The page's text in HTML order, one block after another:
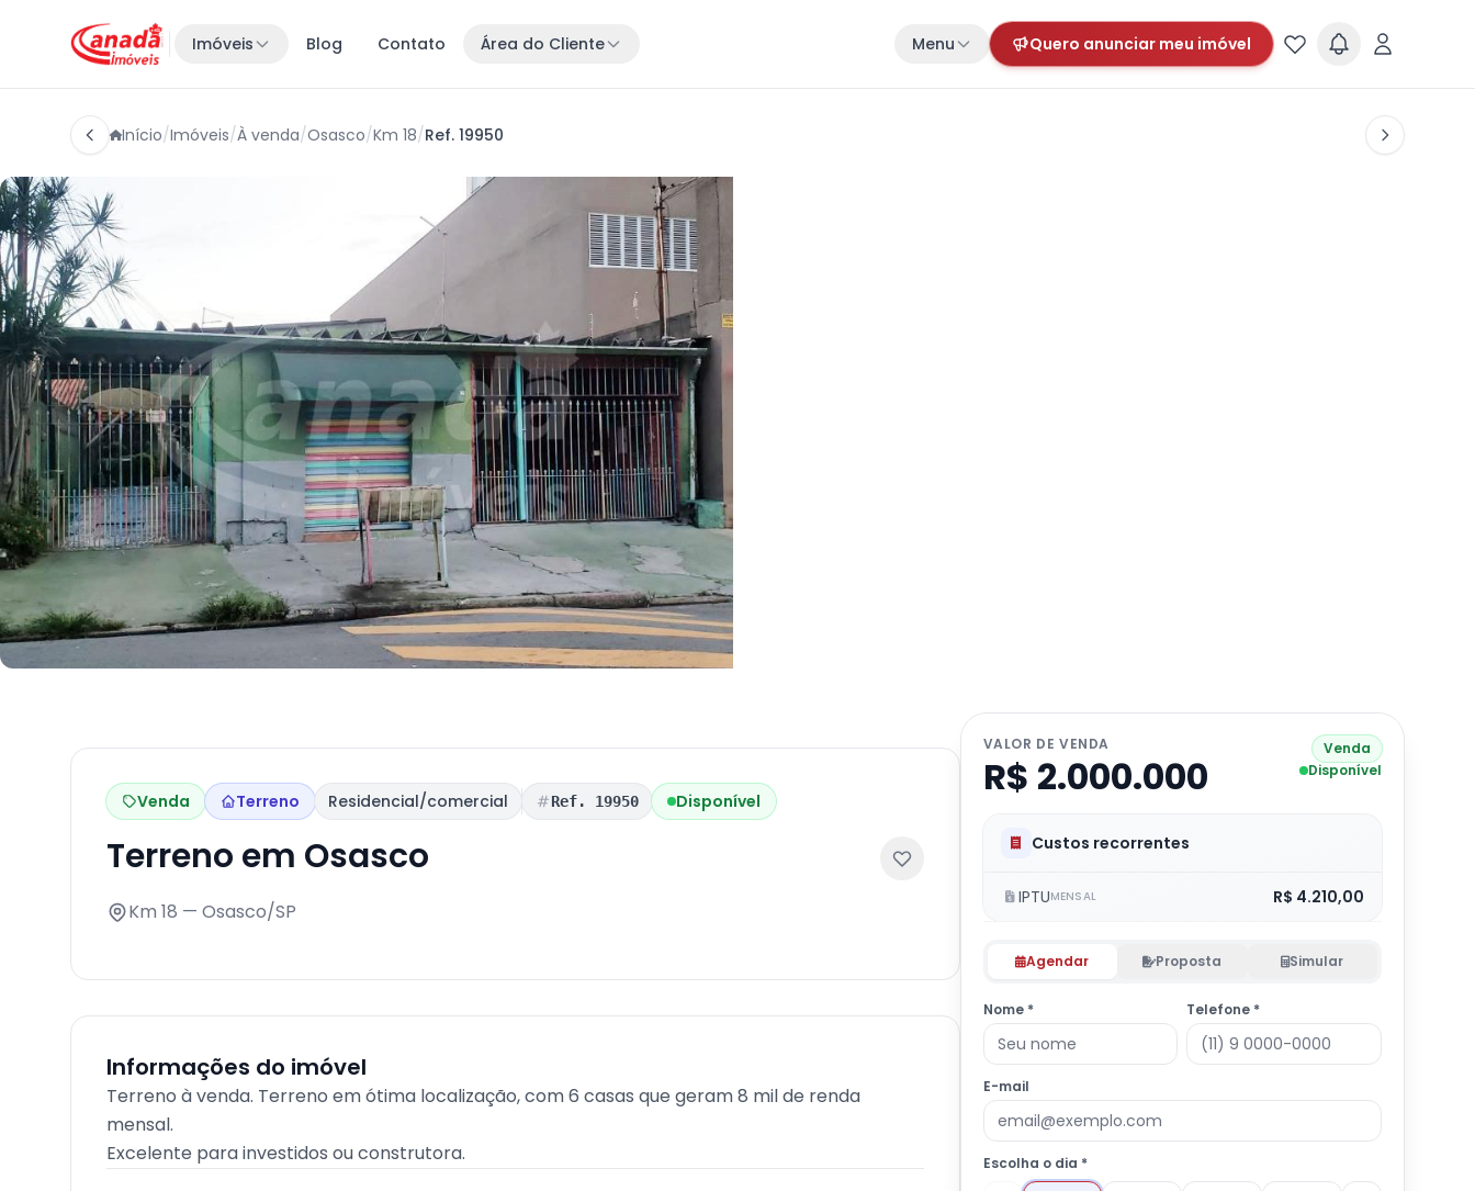
Imóveis Blog Contato Área do Cliente Menu Quero anunciar meu imóvel
Início/Imóveis/À venda/Osasco/Km 18/Ref. 19950
Venda Terreno Residencial/comercial Ref. 19950 Disponível
Terreno em Osasco
Km 18 — Osasco/SP
Informações do imóvel
Terreno à venda. Terreno em ótima localização, com 6 casas que geram 8 mil de renda
mensal.
Excelente para investidos ou construtora.
VALOR DE VENDA
R$ 2.000.000
Venda
Disponível
Custos recorrentes
IPTUMENSAL R$ 4.210,00
Agendar Proposta Simular
Nome * Telefone *
E-mail
Escolha o dia *